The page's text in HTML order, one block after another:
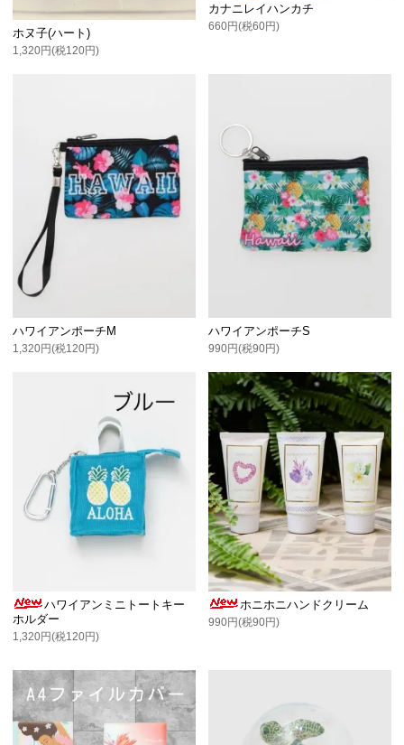
ホヌ子(ハート)
1,320円(税120円)
カナニレイハンカチ
660円(税60円)
ハワイアンポーチM
1,320円(税120円)
ハワイアンポーチS
990円(税90円)
ハワイアンミニトートキー
ホルダー
1,320円(税120円)
ホニホニハンドクリーム
990円(税90円)